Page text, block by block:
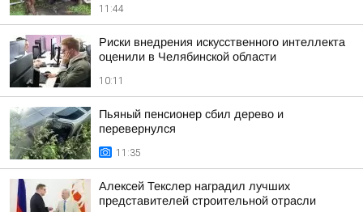
11:44
Риски внедрения искусственного интеллекта
оценили в Челябинской области
10:11
Пьяный пенсионер сбил дерево и
перевернулся
11:35
Алексей Текслер наградил лучших
представителей строительной отрасли